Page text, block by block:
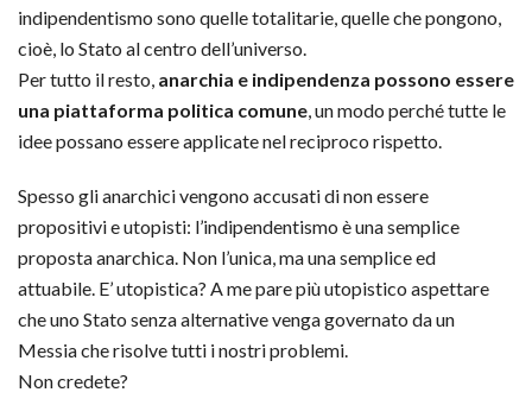
indipendentismo sono quelle totalitarie, quelle che pongono,
cioè, lo Stato al centro dell’universo.
Per tutto il resto, anarchia e indipendenza possono essere
una piattaforma politica comune, un modo perché tutte le
idee possano essere applicate nel reciproco rispetto.
Spesso gli anarchici vengono accusati di non essere
propositivi e utopisti: l’indipendentismo è una semplice
proposta anarchica. Non l’unica, ma una semplice ed
attuabile. E’ utopistica? A me pare più utopistico aspettare
che uno Stato senza alternative venga governato da un
Messia che risolve tutti i nostri problemi.
Non credete?